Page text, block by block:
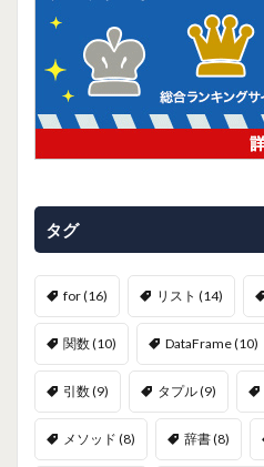
タグ
for(16) リスト (14)
関数(10) DataFrame(10)
引数(9) タプル(9)
メソッド (8) 辞書(8)